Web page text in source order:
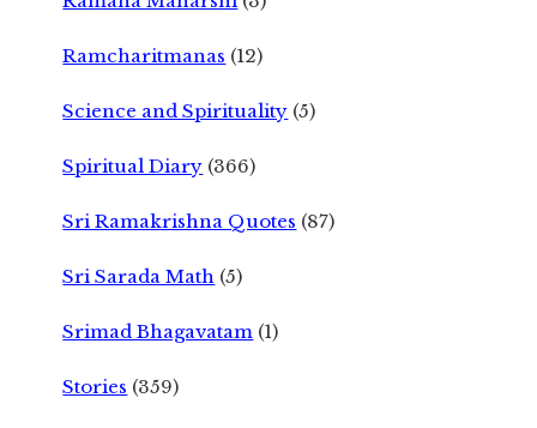
Ramcharitmanas (12)
Science and Spirituality (5)
Spiritual Diary (366)
Sri Ramakrishna Quotes (87)
Sri Sarada Math (5)
Srimad Bhagavatam (1)
Stories (359)